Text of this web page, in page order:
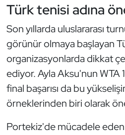
Türk tenisi adına
Son yıllarda uluslararası
görünür olmaya başlayan
organizasyonlarda dikkat
ediyor. Ayla Aksu'nun WTA
final başarısı da bu
örneklerinden biri olarak
Portekiz'de mücadele
Triatlon
Voleybol
Vücut Geliştirme Fitness
Wushu Kungfu